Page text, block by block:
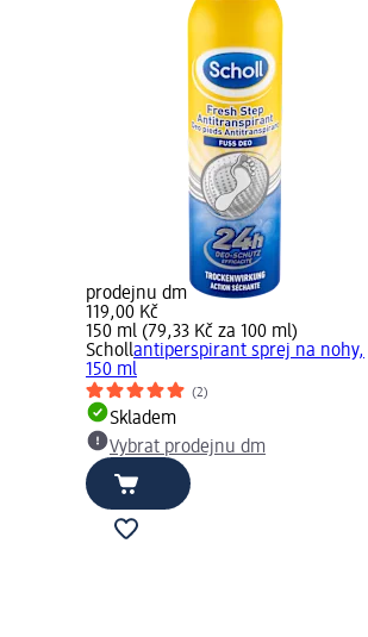
prodejnu dm
119,00 Kč
150 ml (79,33 Kč za 100 ml)
Schollantiperspirant sprej na nohy,
150 ml
(2)
Skladem
Vybrat prodejnu dm